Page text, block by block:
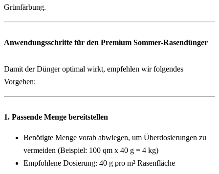
Grünfärbung.
Anwendungsschritte für den Premium Sommer-Rasendünger
Damit der Dünger optimal wirkt, empfehlen wir folgendes
Vorgehen:
1. Passende Menge bereitstellen
Benötigte Menge vorab abwiegen, um Überdosierungen zu
vermeiden (Beispiel: 100 qm x 40 g = 4 kg)
Empfohlene Dosierung: 40 g pro m² Rasenfläche